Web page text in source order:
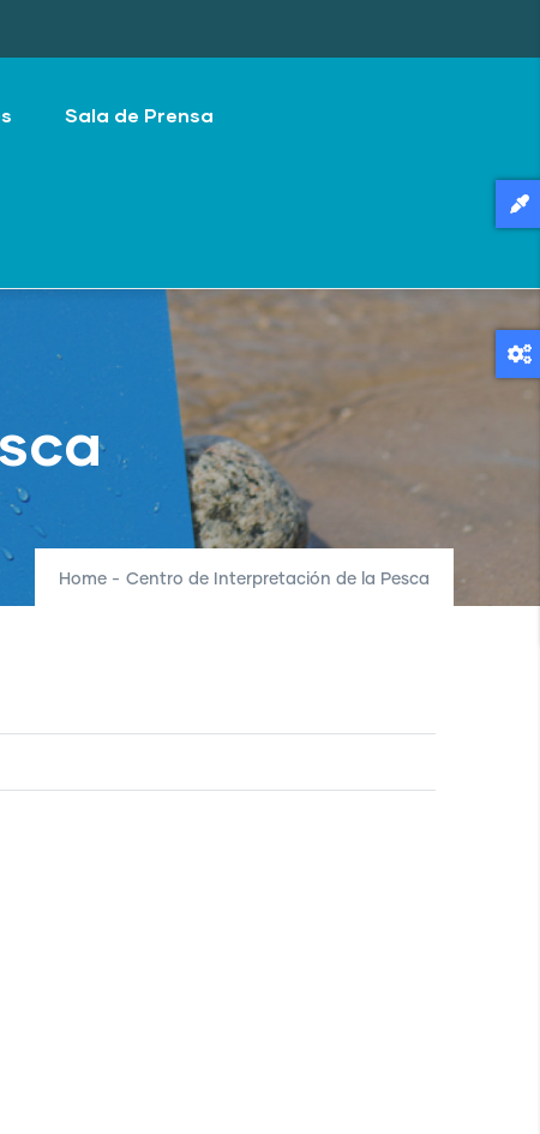
Sala de Prensa
Home - Centro de Interpretación de la Pesca